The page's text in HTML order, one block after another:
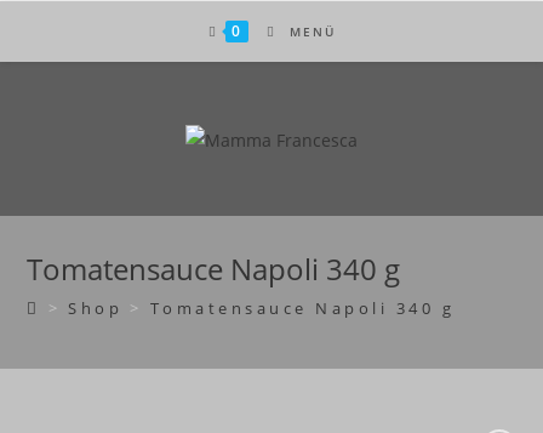
0 MENÜ
Tomatensauce Napoli 340 g
> Shop > Tomatensauce Napoli 340 g